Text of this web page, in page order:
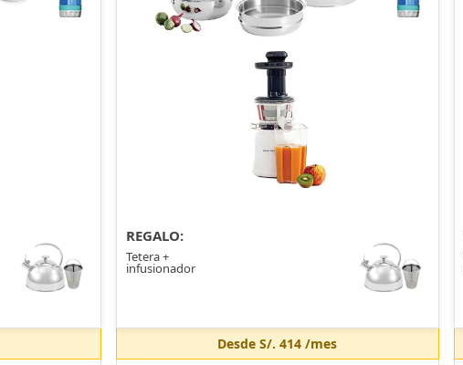
REGALO:
Tetera +
infusionador
DesdeS/. 414 /mes